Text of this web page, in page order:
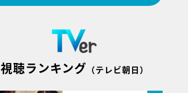
視聴ランキング （テレビ朝日）